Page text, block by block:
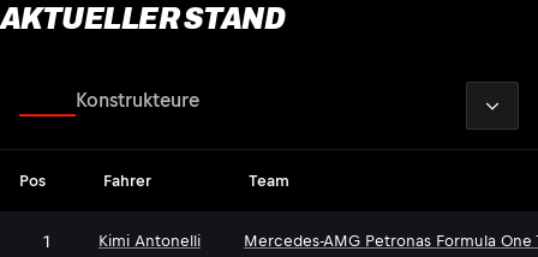
AKTUELLER STAND
Konstrukteure
Pos Fahrer Team
1 Kimi Antonelli Mercedes-AMG Petronas Formula One